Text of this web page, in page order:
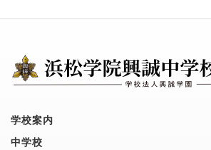
学校案内
中学校